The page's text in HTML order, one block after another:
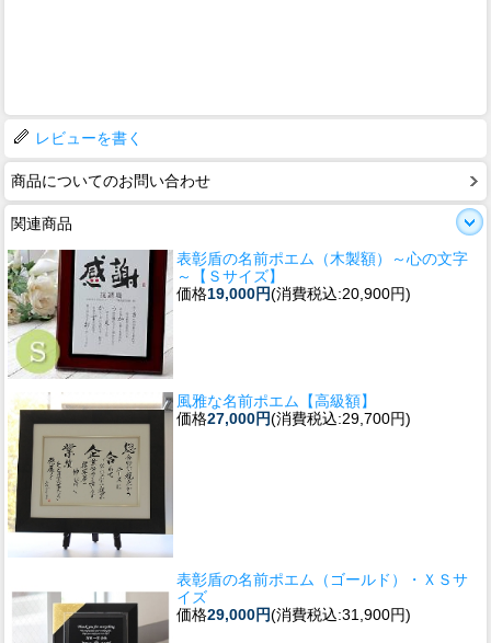
レビューを書く
商品についてのお問い合わせ
関連商品
表彰盾の名前ポエム（木製額）～心の文字
～【Ｓサイズ】
価格19,000円(消費税込:20,900円)
風雅な名前ポエム【高級額】
価格27,000円(消費税込:29,700円)
表彰盾の名前ポエム（ゴールド）・ＸＳサ
イズ
価格29,000円(消費税込:31,900円)